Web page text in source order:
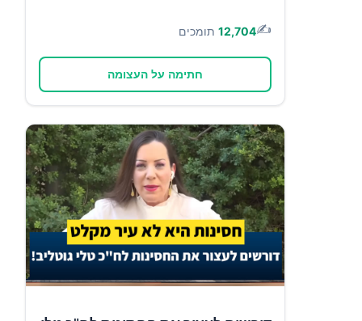
✍️
12,704 תומכים
חתימה על העצומה